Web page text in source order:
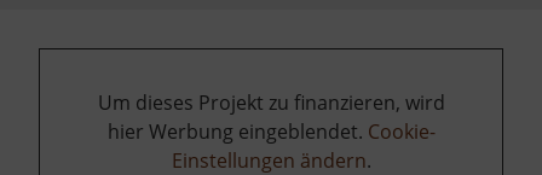
Um dieses Projekt zu finanzieren, wird
hier Werbung eingeblendet. Cookie-
Einstellungen ändern.